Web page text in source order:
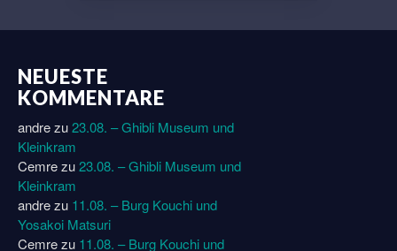
NEUESTE
KOMMENTARE
andrezu23.08. – Ghibli Museum und
Kleinkram
Cemrezu23.08. – Ghibli Museum und
Kleinkram
andrezu 11.08. – Burg Kouchi und
Yosakoi Matsuri
Cemrezu 11.08. – Burg Kouchi und